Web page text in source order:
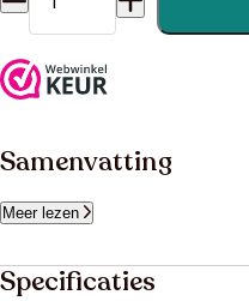
Tiny viert kerstmis aantal
Samenvatting
Meer lezen
Specificaties